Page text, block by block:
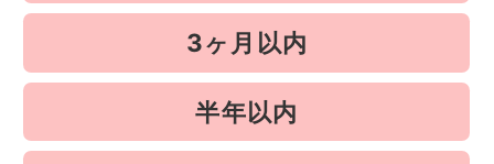
3ヶ月以内
半年以内